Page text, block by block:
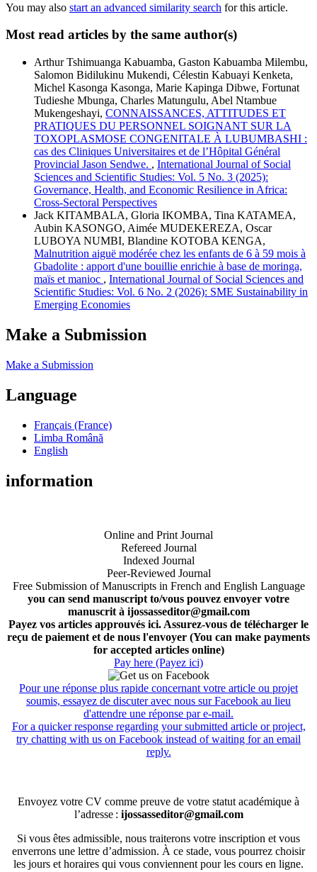
You may also start an advanced similarity search for this article.
Most read articles by the same author(s)
Arthur Tshimuanga Kabuamba, Gaston Kabuamba Milembu,
Salomon Bidilukinu Mukendi, Célestin Kabuayi Kenketa,
Michel Kasonga Kasonga, Marie Kapinga Dibwe, Fortunat
Tudieshe Mbunga, Charles Matungulu, Abel Ntambue
Mukengeshayi, CONNAISSANCES, ATTITUDES ET
PRATIQUES DU PERSONNEL SOIGNANT SUR LA
TOXOPLASMOSE CONGENITALE À LUBUMBASHI :
cas des Cliniques Universitaires et de l’Hôpital Général
Provincial Jason Sendwe. , International Journal of Social
Sciences and Scientific Studies: Vol. 5 No. 3 (2025):
Governance, Health, and Economic Resilience in Africa:
Cross-Sectoral Perspectives
Jack KITAMBALA, Gloria IKOMBA, Tina KATAMEA,
Aubin KASONGO, Aimée MUDEKEREZA, Oscar
LUBOYA NUMBI, Blandine KOTOBA KENGA,
Malnutrition aiguë modérée chez les enfants de 6 à 59 mois à
Gbadolite : apport d'une bouillie enrichie à base de moringa,
maïs et manioc , International Journal of Social Sciences and
Scientific Studies: Vol. 6 No. 2 (2026): SME Sustainability in
Emerging Economies
Make a Submission
Make a Submission
Language
Français (France)
Limba Română
English
information
Online and Print Journal
Refereed Journal
Indexed Journal
Peer-Reviewed Journal
Free Submission of Manuscripts in French and English Language
you can send manuscript to/vous pouvez envoyer votre
manuscrit à ijossasseditor@gmail.com
Payez vos articles approuvés ici. Assurez-vous de télécharger le
reçu de paiement et de nous l'envoyer (You can make payments
for accepted articles online)
Pay here (Payez ici)
Pour une réponse plus rapide concernant votre article ou projet
soumis, essayez de discuter avec nous sur Facebook au lieu
d'attendre une réponse par e-mail.
For a quicker response regarding your submitted article or project,
try chatting with us on Facebook instead of waiting for an email
reply.
Envoyez votre CV comme preuve de votre statut académique à
l’adresse : ijossasseditor@gmail.com
Si vous êtes admissible, nous traiterons votre inscription et vous
enverrons une lettre d’admission. À ce stade, vous pourrez choisir
les jours et horaires qui vous conviennent pour les cours en ligne.